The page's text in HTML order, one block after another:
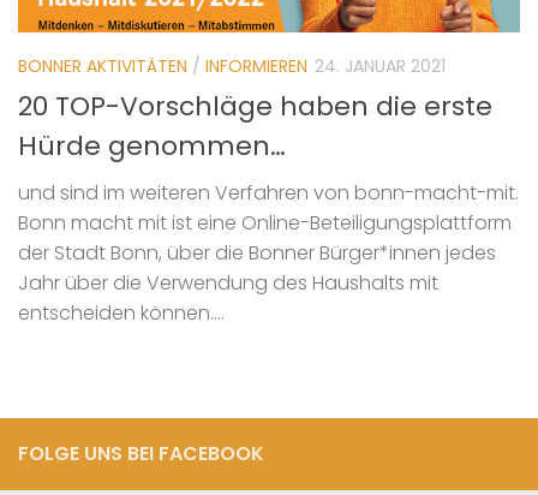
BONNER AKTIVITÄTEN / INFORMIEREN 24. JANUAR 2021
20 TOP-Vorschläge haben die erste
Hürde genommen…
und sind im weiteren Verfahren von bonn-macht-mit.
Bonn macht mit ist eine Online-Beteiligungsplattform
der Stadt Bonn, über die Bonner Bürger*innen jedes
Jahr über die Verwendung des Haushalts mit
entscheiden können....
FOLGE UNS BEI FACEBOOK